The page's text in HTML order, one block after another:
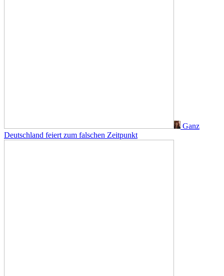
Ganz
Deutschland feiert zum falschen Zeitpunkt